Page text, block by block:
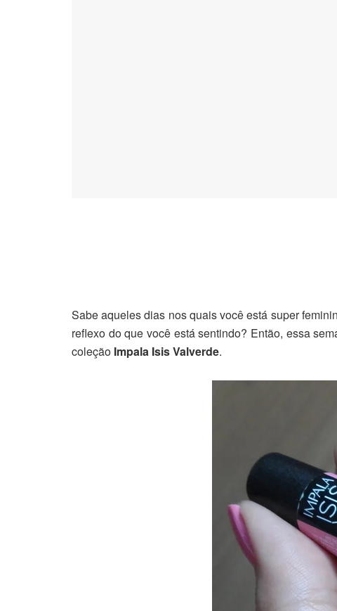
Sabe aqueles dias nos quais você está super
reflexo do que você está sentindo? Então, essa
coleção Impala Isis Valverde.